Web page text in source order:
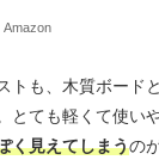
Amazon
トも、木質ボード
とても軽くて使い
く見えてしまうの